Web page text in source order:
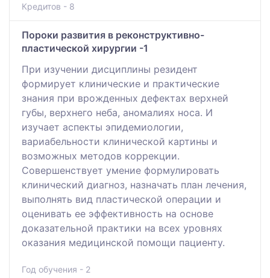
Кредитов - 8
Пороки развития в реконструктивно-
пластической хирургии -1
При изучении дисциплины резидент
формирует клинические и практические
знания при врожденных дефектах верхней
губы, верхнего неба, аномалиях носа. И
изучает аспекты эпидемиологии,
вариабельности клинической картины и
возможных методов коррекции.
Совершенствует умение формулировать
клинический диагноз, назначать план лечения,
выполнять вид пластической операции и
оценивать ее эффективность на основе
доказательной практики на всех уровнях
оказания медицинской помощи пациенту.
Год обучения - 2